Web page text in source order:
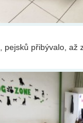
pejsků přibývalo, až